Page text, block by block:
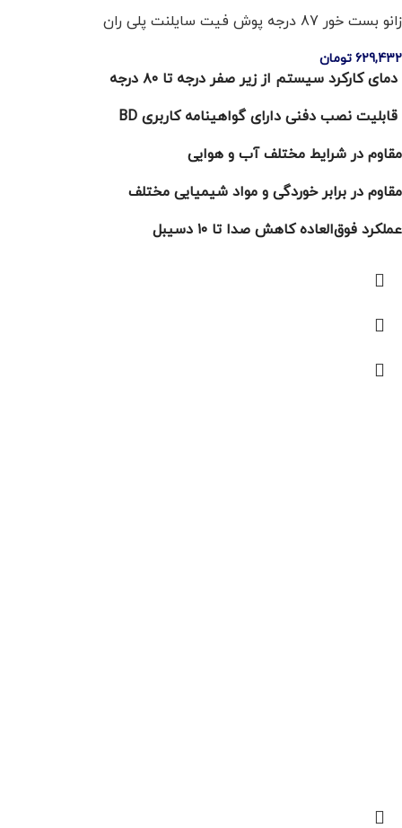
زانو بست خور 87 درجه پوش فیت سایلنت پلی ران
629,432 تومان
دمای کارکرد سیستم از زیر صفر درجه تا ۸۰ درجه
قابلیت نصب دفنی دارای گواهینامه کاربری BD
مقاوم در شرایط مختلف آب و هوایی
مقاوم در برابر خوردگی و مواد شیمیایی مختلف
عملکرد فوق‌العاده کاهش صدا تا ۱۰ دسیبل